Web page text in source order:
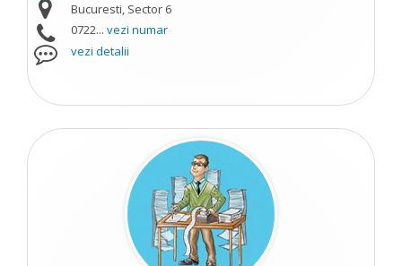
Bucuresti, Sector 6
0722... vezi numar
vezi detalii